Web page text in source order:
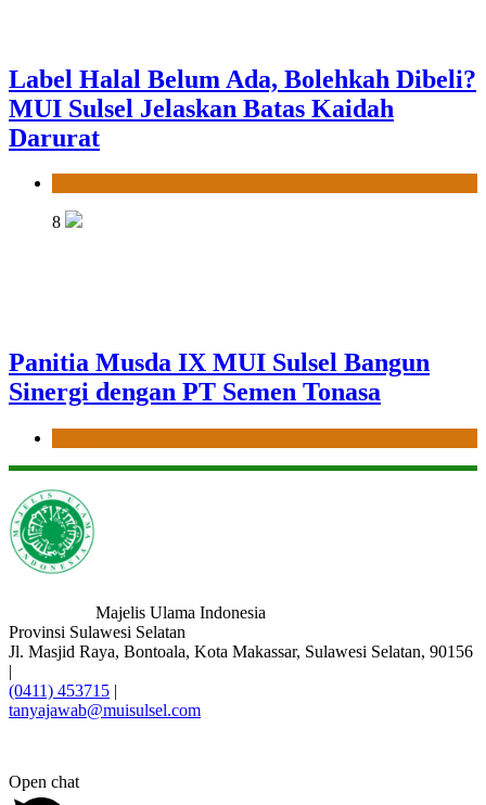
Label Halal Belum Ada, Bolehkah Dibeli?
MUI Sulsel Jelaskan Batas Kaidah
Darurat
8
Panitia Musda IX MUI Sulsel Bangun
Sinergi dengan PT Semen Tonasa
Majelis Ulama Indonesia
Provinsi Sulawesi Selatan
Jl. Masjid Raya, Bontoala, Kota Makassar, Sulawesi Selatan, 90156
|
(0411) 453715 |
tanyajawab@muisulsel.com
Open chat